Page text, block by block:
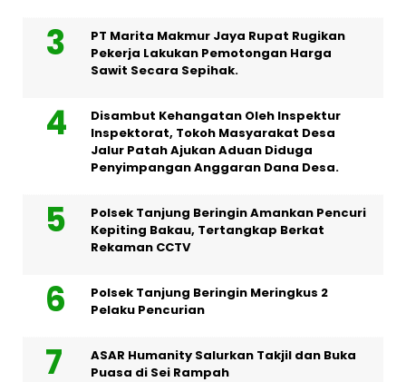
PT Marita Makmur Jaya Rupat Rugikan
Pekerja Lakukan Pemotongan Harga
Sawit Secara Sepihak.
Disambut Kehangatan Oleh Inspektur
Inspektorat, Tokoh Masyarakat Desa
Jalur Patah Ajukan Aduan Diduga
Penyimpangan Anggaran Dana Desa.
Polsek Tanjung Beringin Amankan Pencuri
Kepiting Bakau, Tertangkap Berkat
Rekaman CCTV
Polsek Tanjung Beringin Meringkus 2
Pelaku Pencurian
ASAR Humanity Salurkan Takjil dan Buka
Puasa di Sei Rampah